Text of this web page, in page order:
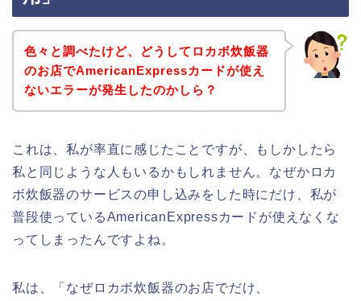
色々と調べたけど、どうしてロカボ炊飯器
のお店でAmericanExpressカードが使え
ないエラーが発生したのかしら？
これは、私が率直に感じたことですが、もしかしたら
私と同じような人もいるかもしれません。なぜかロカ
ボ炊飯器のサービスの申し込みをした時にだけ、私が
普段使っているAmericanExpressカードが使えなくな
ってしまったんですよね。
私は、「なぜロカボ炊飯器のお店でだけ、